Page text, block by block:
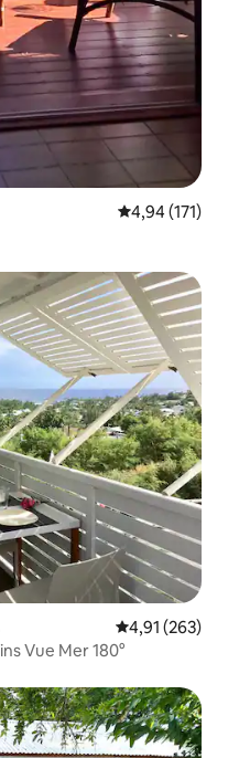
Évaluation
4,94 (171)
Évaluation
4,91 (263)
Vue Mer 180°